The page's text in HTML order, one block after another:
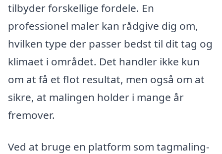
tilbyder forskellige fordele. En
professionel maler kan rådgive dig om,
hvilken type der passer bedst til dit tag og
klimaet i området. Det handler ikke kun
om at få et flot resultat, men også om at
sikre, at malingen holder i mange år
fremover.
Ved at bruge en platform som tagmaling-